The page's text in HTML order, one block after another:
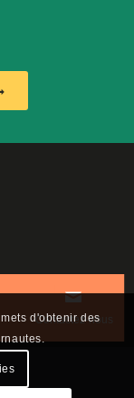
Contactez-nous
d'obtenir des